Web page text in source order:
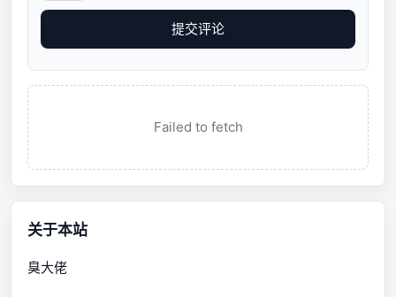
提交评论
Failed to fetch
关于本站
臭大佬